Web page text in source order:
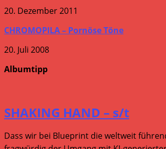
20. Dezember 2011
CHROMOPILA – Pornöse Töne
20. Juli 2008
Albumtipp
SHAKING HAND – s/t
Dass wir bei Blueprint die weltweit